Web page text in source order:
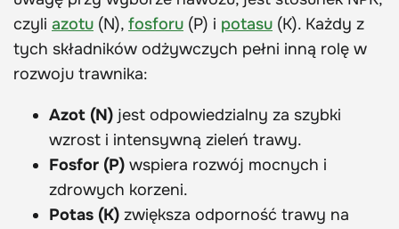
czyli azotu (N), fosforu (P) i potasu (K). Każdy z
tych składników odżywczych pełni inną rolę w
rozwoju trawnika:
Azot (N) jest odpowiedzialny za szybki
wzrost i intensywną zieleń trawy.
Fosfor (P) wspiera rozwój mocnych i
zdrowych korzeni.
Potas (K) zwiększa odporność trawy na